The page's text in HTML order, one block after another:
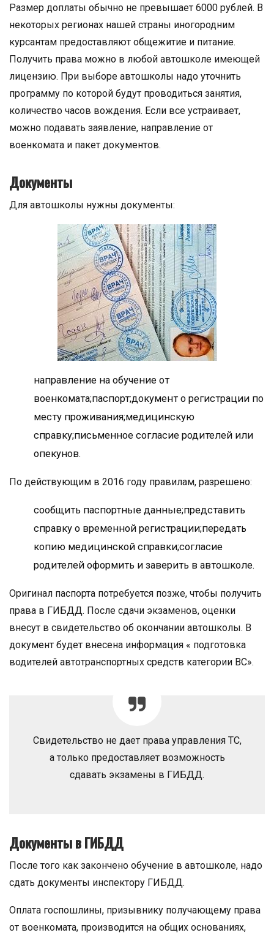
Размер доплаты обычно не превышает 6000 рублей. В
некоторых регионах нашей страны иногородним
курсантам предоставляют общежитие и питание.
Получить права можно в любой автошколе имеющей
лицензию. При выборе автошколы надо уточнить
программу по которой будут проводиться занятия,
количество часов вождения. Если все устраивает,
можно подавать заявление, направление от
военкомата и пакет документов.
Документы
Для автошколы нужны документы:
направление на обучение от
военкомата;паспорт;документ о регистрации по
месту проживания;медицинскую
справку;письменное согласие родителей или
опекунов.
По действующим в 2016 году правилам, разрешено:
сообщить паспортные данные;представить
справку о временной регистрации;передать
копию медицинской справки;согласие
родителей оформить и заверить в автошколе.
Оригинал паспорта потребуется позже, чтобы получить
права в ГИБДД. После сдачи экзаменов, оценки
внесут в свидетельство об окончании автошколы. В
документ будет внесена информация « подготовка
водителей автотранспортных средств категории ВС».
Свидетельство не дает права управления ТС,
а только предоставляет возможность
сдавать экзамены в ГИБДД.
Документы в ГИБДД
После того как закончено обучение в автошколе, надо
сдать документы инспектору ГИБДД.
Оплата госпошлины, призывнику получающему права
от военкомата, производится на общих основаниях,